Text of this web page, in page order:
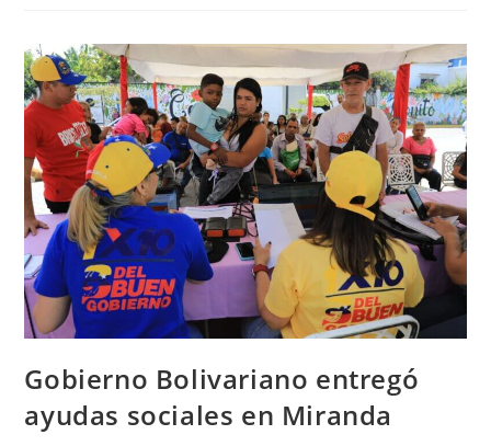
Gobierno Bolivariano entregó
ayudas sociales en Miranda